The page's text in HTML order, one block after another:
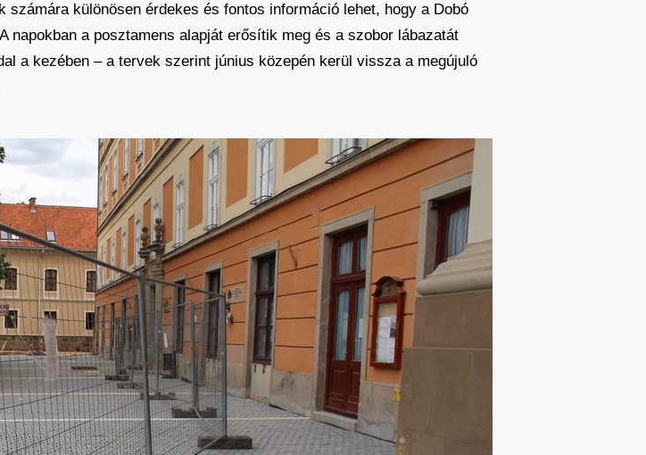
különösen érdekes és fontos információ lehet, hogy a Dobó
a posztamens alapját erősítik meg és a szobor lábazatát
a kezében – a tervek szerint június közepén kerül vissza a megújuló